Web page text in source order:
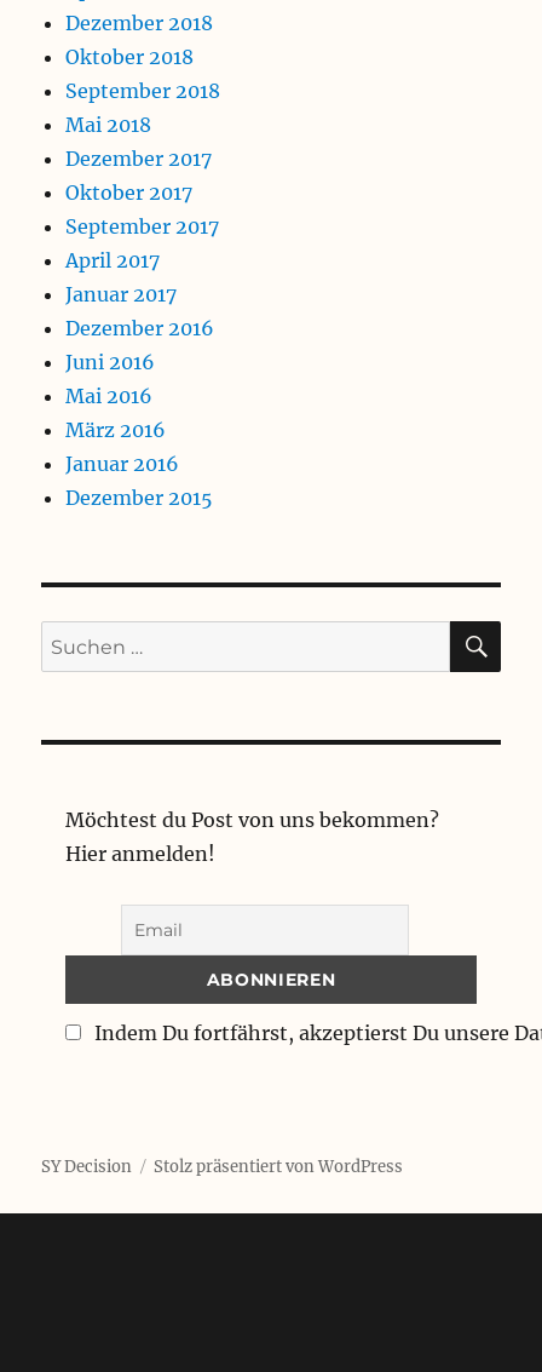
Dezember 2018
Oktober 2018
September 2018
Mai 2018
Dezember 2017
Oktober 2017
September 2017
April 2017
Januar 2017
Dezember 2016
Juni 2016
Mai 2016
März 2016
Januar 2016
Dezember 2015
Suchen
nach:
Möchtest du Post von uns bekommen?
Hier anmelden!
Indem Du fortfährst, akzeptierst Du unsere
SY Decision Stolz präsentiert von WordPress